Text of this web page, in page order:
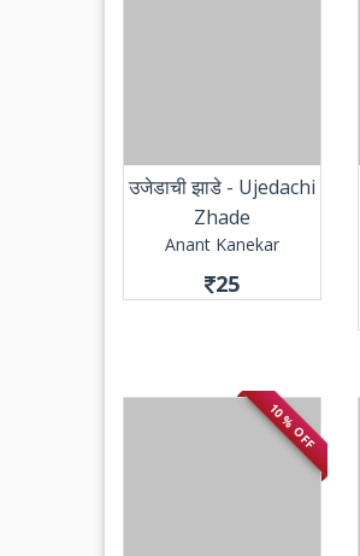
उजेडाची झाडे - Ujedachi
Zhade
Anant Kanekar
25
10 % OFF